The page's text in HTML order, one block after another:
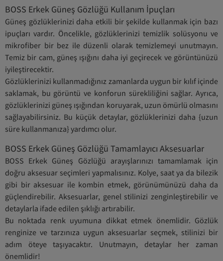
BOSS Erkek Güneş Gözlüğü Kullanım İpuçları
Güneş gözlüklerinizi daha etkili bir şekilde kullanmak için bazı
ipuçları vardır. Öncelikle, gözlüklerinizi temizlik solüsyonu ve
mikrofiber bir bez ile düzenli olarak temizlemeyi unutmayın.
Temiz bir cam, güneş ışığını daha iyi geçirecek ve görüntünüzü
iyileştirecektir.
Gözlüklerinizi kullanmadığınız zamanlarda uygun bir kılıf içinde
saklamak, bu görüntü ve konforun sürekliliğini sağlar. Ayrıca,
gözlüklerinizi güneş ışığından koruyarak, uzun ömürlü olmasını
sağlayabilirsiniz. Bu küçük detaylar, gözlüklerinizi daha {uzun
süre kullanmanıza} yardımcı olur.
BOSS Erkek Güneş Gözlüğü Tamamlayıcı Aksesuarlar
BOSS Erkek Güneş Gözlüğü arayışlarınızı tamamlamak için
doğru aksesuar seçimleri yapmalısınız. Kolye, saat ya da bilezik
gibi bir aksesuar ile kombin etmek, görünümünüzü daha da
güçlendirebilir. Aksesuarlar, genel stilinizi zenginleştirebilir ve
detaylarla ifade edilen şıklığı artırabilir.
Bu noktada renk uyumuna dikkat etmek önemlidir. Gözlük
renginize ve tarzınıza uygun aksesuarlar seçmek, stilinizi bir
adım öteye taşıyacaktır. Unutmayın, detaylar her zaman
önemlidir!